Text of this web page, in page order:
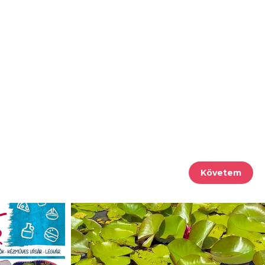
Követem